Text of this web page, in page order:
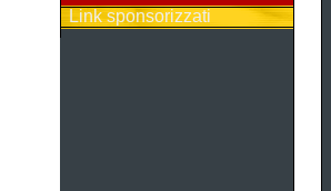
Link sponsorizzati